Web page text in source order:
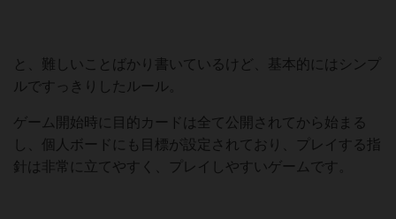
と、難しいことばかり書いているけど、基本的にはシンプ
ルですっきりしたルール。
ゲーム開始時に目的カードは全て公開されてから始まる
し、個人ボードにも目標が設定されており、プレイする指
針は非常に立てやすく、プレイしやすいゲームです。